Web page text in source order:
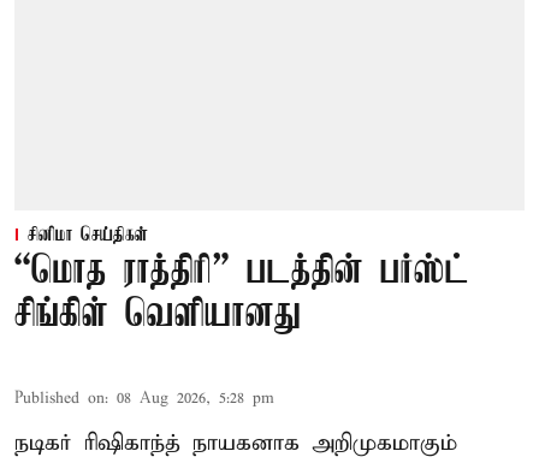
சினிமா செய்திகள்
“மொத ராத்திரி” படத்தின் பர்ஸ்ட்
சிங்கிள் வெளியானது
Published on: 08 Aug 2026, 5:28 pm
நடிகர் ரிஷிகாந்த் நாயகனாக அறிமுகமாகும்